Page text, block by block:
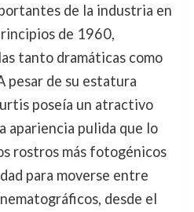
de la industria en
de 1960,
tanto dramáticas como
pesar de su estatura
poseía un atractivo
apariencia pulida que lo
rostros más fotogénicos
para moverse entre
desde el